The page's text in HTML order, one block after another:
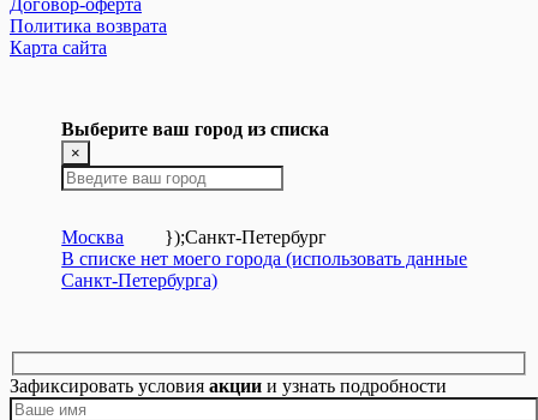
Договор-оферта
Политика возврата
Карта сайта
Выберите ваш город из списка
×
Москва });Санкт-Петербург
В списке нет моего города (использовать данные
Санкт-Петербурга)
Зафиксировать условия акции и узнать подробности